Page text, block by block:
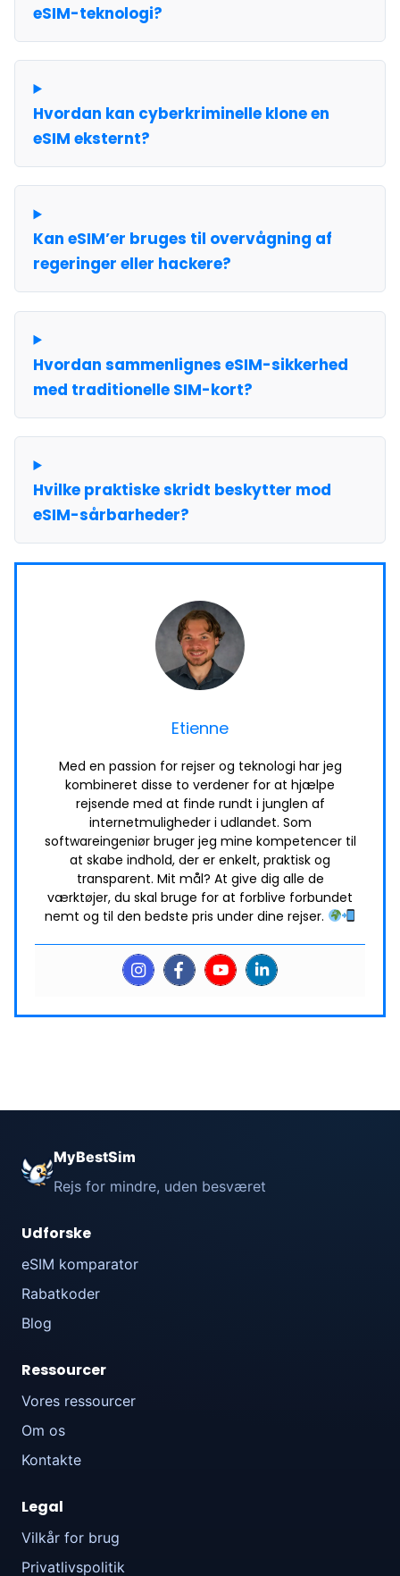
eSIM-teknologi?
Hvordan kan cyberkriminelle klone en
eSIM eksternt?
Kan eSIM’er bruges til overvågning af
regeringer eller hackere?
Hvordan sammenlignes eSIM-sikkerhed
med traditionelle SIM-kort?
Hvilke praktiske skridt beskytter mod
eSIM-sårbarheder?
Etienne
Med en passion for rejser og teknologi har jeg
kombineret disse to verdener for at hjælpe
rejsende med at finde rundt i junglen af
internetmuligheder i udlandet. Som
softwareingeniør bruger jeg mine kompetencer til
at skabe indhold, der er enkelt, praktisk og
transparent. Mit mål? At give dig alle de
værktøjer, du skal bruge for at forblive forbundet
nemt og til den bedste pris under dine rejser.
MyBestSim
Rejs for mindre, uden besværet
Udforske
eSIM komparator
Rabatkoder
Blog
Ressourcer
Vores ressourcer
Om os
Kontakte
Legal
Vilkår for brug
Privatlivspolitik